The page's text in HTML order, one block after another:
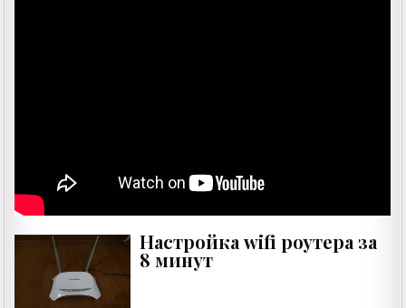
Настройка wifi роутера за
8 минут